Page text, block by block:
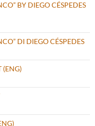
BY DIEGO CÉSPEDES
DI DIEGO CÉSPEDES
(ENG)